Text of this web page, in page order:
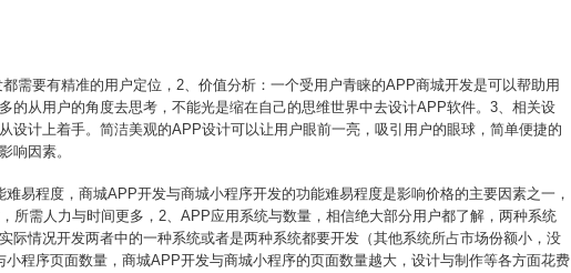
需要有精准的用户定位，2、价值分析：一个受用户青睐的APP商城开发是可以帮助用
的从用户的角度去思考，不能光是缩在自己的思维世界中去设计APP软件。3、相关设
计上着手。简洁美观的APP设计可以让用户眼前一亮，吸引用户的眼球，简单便捷的
响因素。
易程度，商城APP开发与商城小程序开发的功能难易程度是影响价格的主要因素之一，
所需人力与时间更多，2、APP应用系统与数量，相信绝大部分用户都了解，两种系统
际情况开发两者中的一种系统或者是两种系统都要开发（其他系统所占市场份额小，没
程序页面数量，商城APP开发与商城小程序的页面数量越大，设计与制作等各方面花费